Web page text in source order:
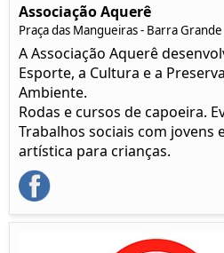
Associação Aquerê
Praça das Mangueiras - Barra Grande
A Associação Aquerê
Esporte, a Cultura e a
Ambiente.
Rodas e cursos de capoeira.
Trabalhos sociais com jovens
artística para crianças.